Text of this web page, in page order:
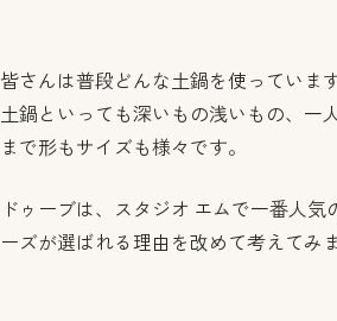
皆さんは普段どんな土鍋を使っていま
土鍋といっても深いもの浅いもの、一
まで形もサイズも様々です。
ドゥーブは、スタジオ エムで一番人
ーズが選ばれる理由を改めて考えてみ